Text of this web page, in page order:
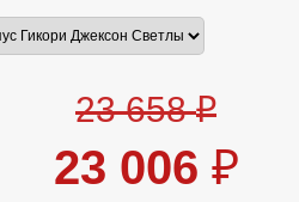
23 658₽
23 006 ₽